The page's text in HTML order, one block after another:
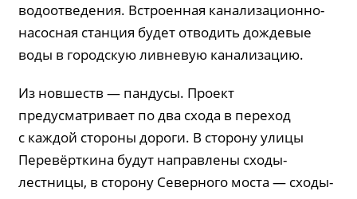
водоотведения. Встроенная канализационно-
насосная станция будет отводить дождевые
воды в городскую ливневую канализацию.
Из новшеств — пандусы. Проект
предусматривает по два схода в переход
с каждой стороны дороги. В сторону улицы
Перевёрткина будут направлены сходы-
лестницы, в сторону Северного моста — сходы-